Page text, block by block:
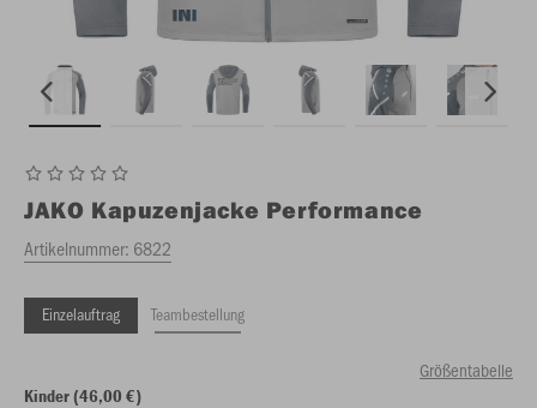
JAKO Kapuzenjacke Performance
Artikelnummer: 6822
Einzelauftrag Teambestellung
Größentabelle
Kinder (46,00 €)